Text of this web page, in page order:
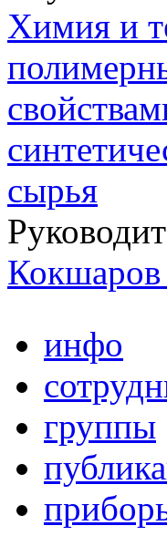
Химия и
сырья
Кокшаров
инфо
группы